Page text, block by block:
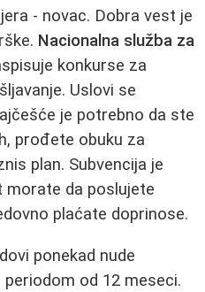
- novac. Dobra vest je
Nacionalna služba za
konkurse za
Uslovi se
je potrebno da ste
prođete obuku za
plan. Subvencija je
morate da poslujete
plaćate doprinose.
ponekad nude
periodom od 12 meseci.